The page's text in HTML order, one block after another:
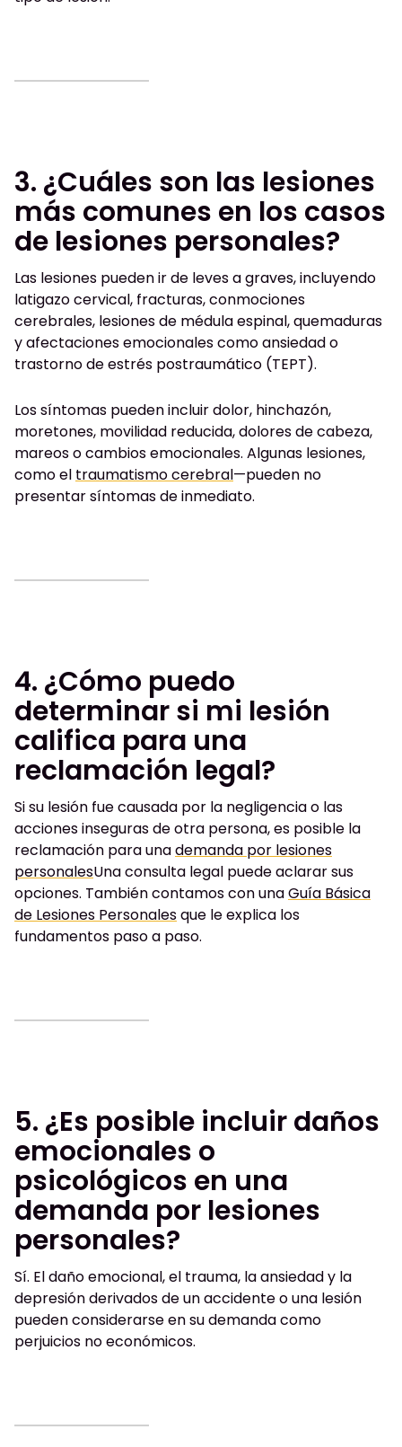
3. ¿Cuáles son las lesiones
más comunes en los casos
de lesiones personales?
Las lesiones pueden ir de leves a graves, incluyendo
latigazo cervical, fracturas, conmociones
cerebrales, lesiones de médula espinal, quemaduras
y afectaciones emocionales como ansiedad o
trastorno de estrés postraumático (TEPT).
Los síntomas pueden incluir dolor, hinchazón,
moretones, movilidad reducida, dolores de cabeza,
mareos o cambios emocionales. Algunas lesiones,
como el traumatismo cerebral—pueden no
presentar síntomas de inmediato.
4. ¿Cómo puedo
determinar si mi lesión
califica para una
reclamación legal?
Si su lesión fue causada por la negligencia o las
acciones inseguras de otra persona, es posible la
reclamación para unademanda por lesiones
personalesUna consulta legal puede aclarar sus
opciones. También contamos con unaGuía Básica
de Lesiones Personalesque le explica los
fundamentos paso a paso.
5. ¿Es posible incluir daños
emocionales o
psicológicos en una
demanda por lesiones
personales?
Sí. El daño emocional, el trauma, la ansiedad y la
depresión derivados de un accidente o una lesión
pueden considerarse en su demanda como
perjuicios no económicos.